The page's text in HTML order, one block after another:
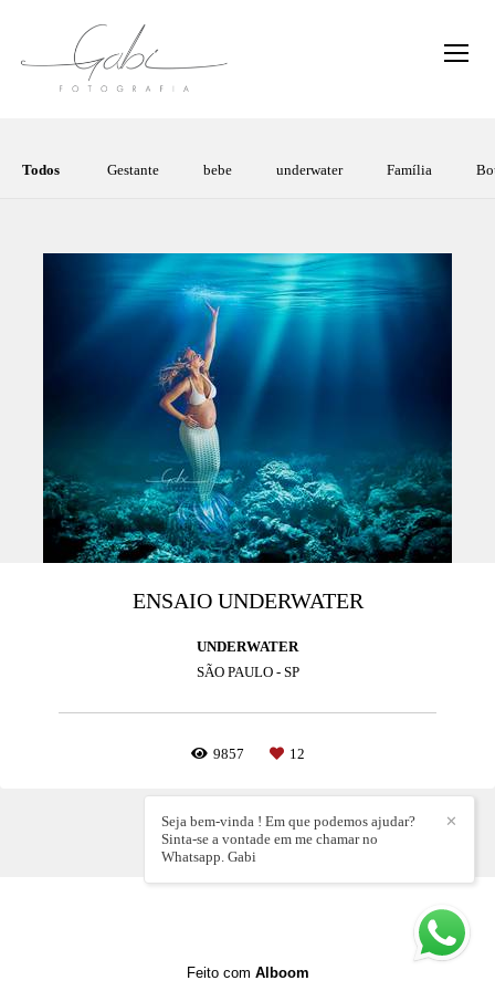
Todos Gestante bebe underwater Família
ENSAIO UNDERWATER
UNDERWATER
SÃO PAULO - SP
9857 12
✕
Seja bem-vinda ! Em que podemos ajudar?
Sinta-se a vontade em me chamar no
Whatsapp. Gabi
Feito com Alboom